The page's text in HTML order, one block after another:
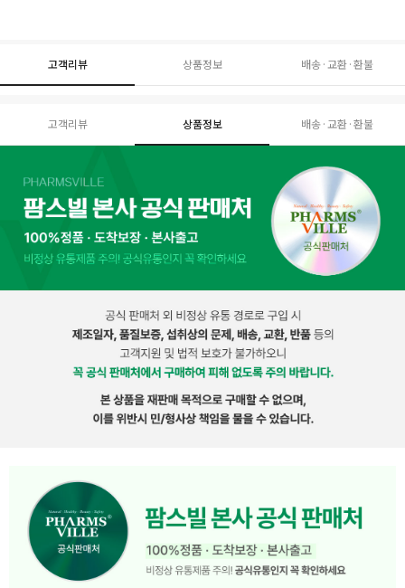
고객리뷰 상품정보 배송·교환·환불
고객리뷰 상품정보 배송·교환·환불